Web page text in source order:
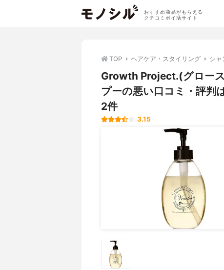
おすすめ商品がもらえる
クチコミポイ活サイト
TOP ヘアケア・スタイリング シャ
Growth Project.(グロー
プーの悪い口コミ・評判
2件
3.15